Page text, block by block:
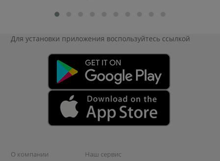
Для установки приложения воспользуйтесь ссылкой
О компании
Наш сервис